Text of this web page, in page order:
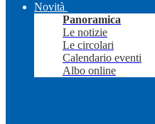
Novità
Panoramica
Le notizie
Le circolari
Calendario eventi
Albo online